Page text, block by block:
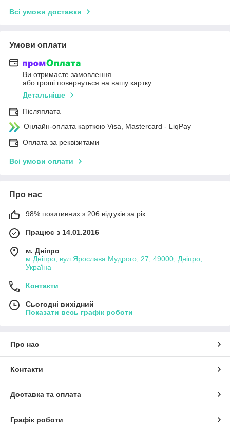
Всі умови доставки
Умови оплати
Ви отримаєте замовлення
або гроші повернуться на вашу картку
Детальніше
Післяплата
Онлайн-оплата карткою Visa, Mastercard - LiqPay
Оплата за реквізитами
Всі умови оплати
Про нас
98% позитивних з 206 відгуків за рік
Працює з 14.01.2016
м. Дніпро
м.Дніпро, вул Ярослава Мудрого, 27, 49000, Дніпро,
Україна
Контакти
Сьогодні вихідний
Показати весь графік роботи
Про нас
Контакти
Доставка та оплата
Графік роботи